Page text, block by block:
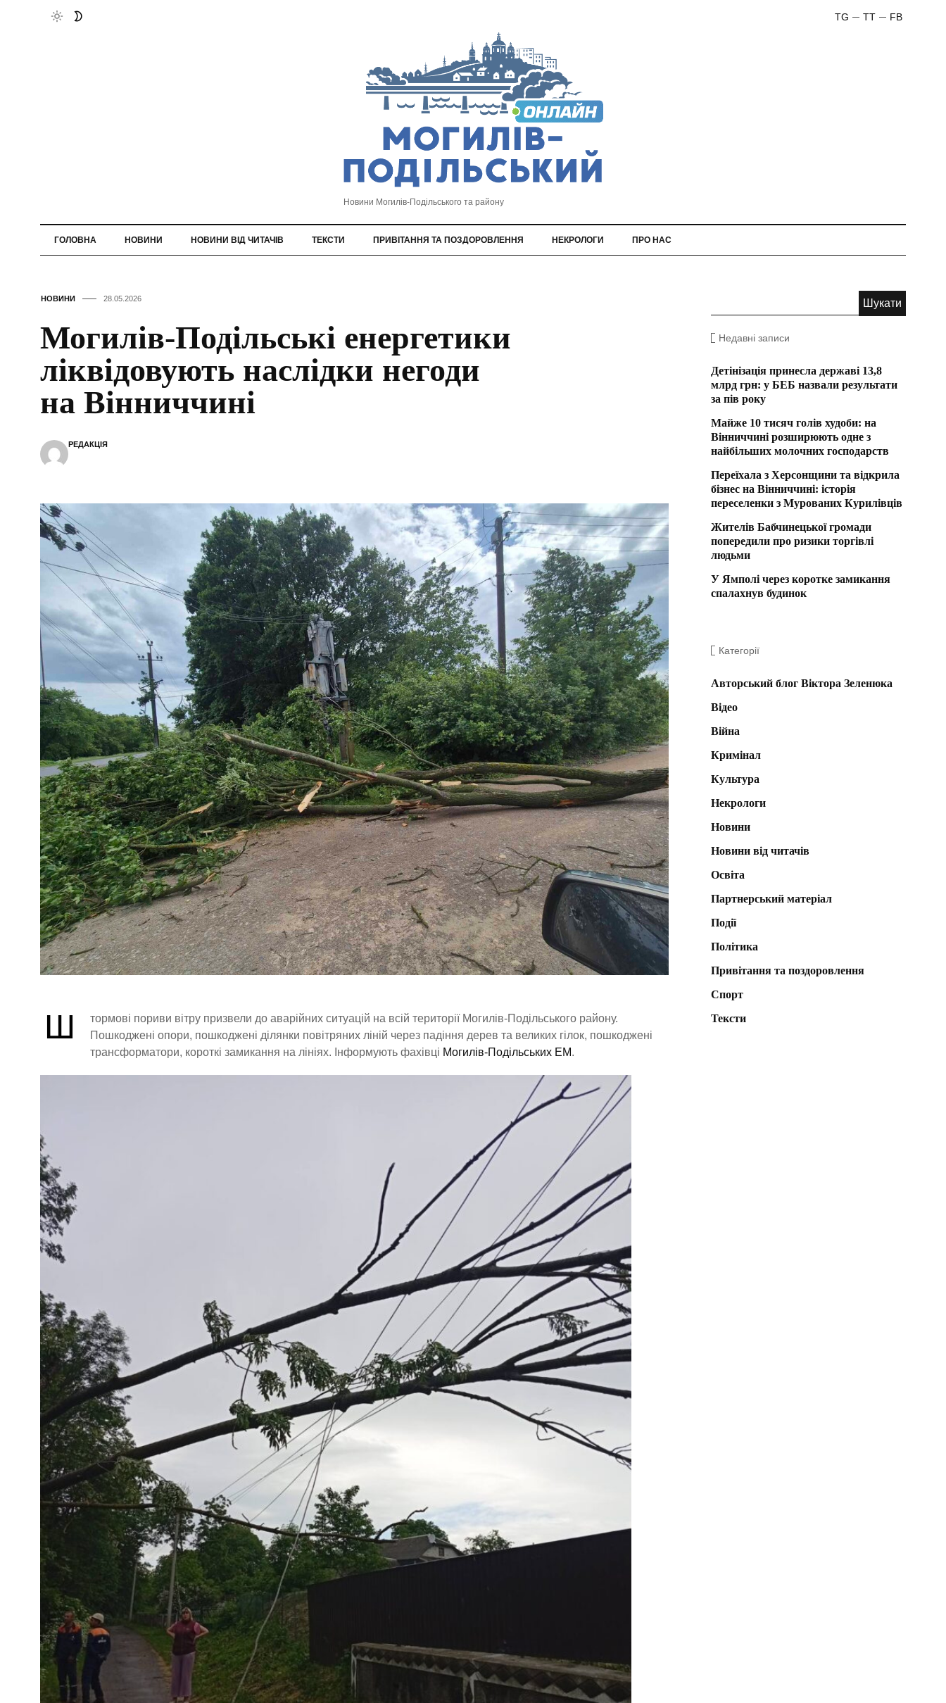
FB
TT
TG
Новини Могилів-Подільського та району
ГОЛОВНА НОВИНИ НОВИНИ ВІД ЧИТАЧІВ ТЕКСТИ ПРИВІТАННЯ ТА ПОЗДОРОВЛЕННЯ НЕКРОЛОГИ ПРО НАС
НОВИНИ 28.05.2026
Могилів-Подільські енергетики
ліквідовують наслідки негоди
на Вінниччині
РЕДАКЦІЯ
Ш
тормові пориви вітру призвели до аварійних ситуацій на всій території Могилів-Подільського району.
Пошкоджені опори, пошкоджені ділянки повітряних ліній через падіння дерев та великих гілок, пошкоджені
трансформатори, короткі замикання на лініях. Інформують фахівці Могилів-Подільських ЕМ.
Недавні записи
Детінізація принесла державі 13,8
млрд грн: у БЕБ назвали результати
за пів року
Майже 10 тисяч голів худоби: на
Вінниччині розширюють одне з
найбільших молочних господарств
Переїхала з Херсонщини та відкрила
бізнес на Вінниччині: історія
переселенки з Мурованих Курилівців
Жителів Бабчинецької громади
попередили про ризики торгівлі
людьми
У Ямполі через коротке замикання
спалахнув будинок
Категорії
Авторський блог Віктора Зеленюка
Відео
Війна
Кримінал
Культура
Некрологи
Новини
Новини від читачів
Освіта
Партнерський матеріал
Події
Політика
Привітання та поздоровлення
Спорт
Тексти